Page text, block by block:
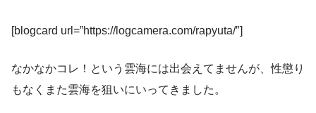
[blogcard url=”https://logcamera.com/rapyuta/″]
なかなかコレ！という雲海には出会えてませんが、性懲り
もなくまた雲海を狙いにいってきました。